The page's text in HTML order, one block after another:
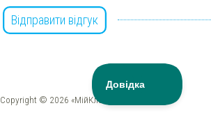
Відправити відгук
Copyright © 2026 «МійКлас»